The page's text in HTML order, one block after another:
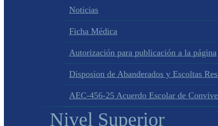
Noticias
Ficha Médica
Autorización para publicación a la página
Disposion de Abanderados y Escoltas
AEC-456-25 Acuerdo Escolar de
Nivel Superior